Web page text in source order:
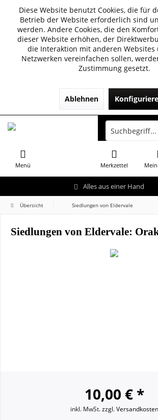
Diese Website benutzt Cookies, die für
Betrieb der Website erforderlich sind
werden. Andere Cookies, die den
dieser Website erhöhen, der
die Interaktion mit anderen Websites
Netzwerken vereinfachen sollen,
Zustimmung gesetzt.
Ablehnen
Alles aus einer Hand
Menü Merkzettel
Übersicht Siedlungen von Eldervale
Siedlungen von Eldervale:
10,00 € *
inkl. MwSt.zzgl. Versandkosten